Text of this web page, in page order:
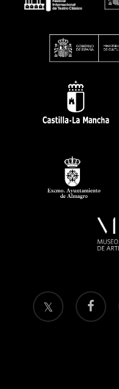
twitter facebook